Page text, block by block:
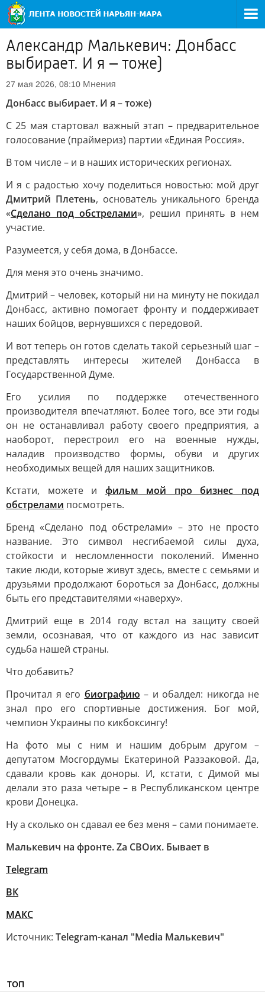
Александр Малькевич: Донбасс
выбирает. И я – тоже)
27 мая 2026, 08:10 Мнения
Донбасс выбирает. И я – тоже)
С 25 мая стартовал важный этап – предварительное
голосование (праймериз) партии «Единая Россия».
В том числе – и в наших исторических регионах.
И я с радостью хочу поделиться новостью: мой друг
Дмитрий Плетень, основатель уникального бренда
«Сделано под обстрелами», решил принять в нем
участие.
Разумеется, у себя дома, в Донбассе.
Для меня это очень значимо.
Дмитрий – человек, который ни на минуту не покидал
Донбасс, активно помогает фронту и поддерживает
наших бойцов, вернувшихся с передовой.
И вот теперь он готов сделать такой серьезный шаг –
представлять интересы жителей Донбасса в
Государственной Думе.
Его усилия по поддержке отечественного
производителя впечатляют. Более того, все эти годы
он не останавливал работу своего предприятия, а
наоборот, перестроил его на военные нужды,
наладив производство формы, обуви и других
необходимых вещей для наших защитников.
Кстати, можете и фильм мой про бизнес под
обстрелами посмотреть.
Бренд «Сделано под обстрелами» – это не просто
название. Это символ несгибаемой силы духа,
стойкости и несломленности поколений. Именно
такие люди, которые живут здесь, вместе с семьями и
друзьями продолжают бороться за Донбасс, должны
быть его представителями «наверху».
Дмитрий еще в 2014 году встал на защиту своей
земли, осознавая, что от каждого из нас зависит
судьба нашей страны.
Что добавить?
Прочитал я его биографию – и обалдел: никогда не
знал про его спортивные достижения. Бог мой,
чемпион Украины по кикбоксингу!
На фото мы с ним и нашим добрым другом –
депутатом Мосгордумы Екатериной Раззаковой. Да,
сдавали кровь как доноры. И, кстати, с Димой мы
делали это раза четыре – в Республиканском центре
крови Донецка.
Ну а сколько он сдавал ее без меня – сами понимаете.
Малькевич на фронте. Zа СВОих. Бывает в
Telegram
ВК
МАКС
Источник: Telegram-канал "Media Малькевич"
ТОП